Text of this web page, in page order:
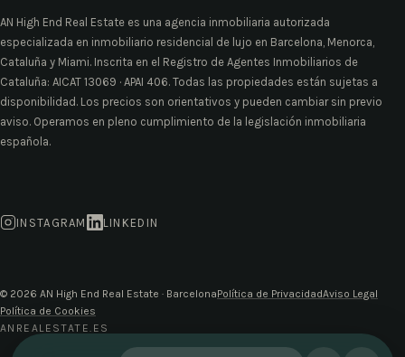
AN High End Real Estate es una agencia inmobiliaria autorizada
especializada en inmobiliario residencial de lujo en Barcelona, Menorca,
Cataluña y Miami. Inscrita en el Registro de Agentes Inmobiliarios de
Cataluña: AICAT 13069 · APAI 406. Todas las propiedades están sujetas a
disponibilidad. Los precios son orientativos y pueden cambiar sin previo
aviso. Operamos en pleno cumplimiento de la legislación inmobiliaria
española.
INSTAGRAM LINKEDIN
© 2026 AN High End Real Estate · BarcelonaPolítica de PrivacidadAviso Legal
Política de Cookies
ANREALESTATE.ES